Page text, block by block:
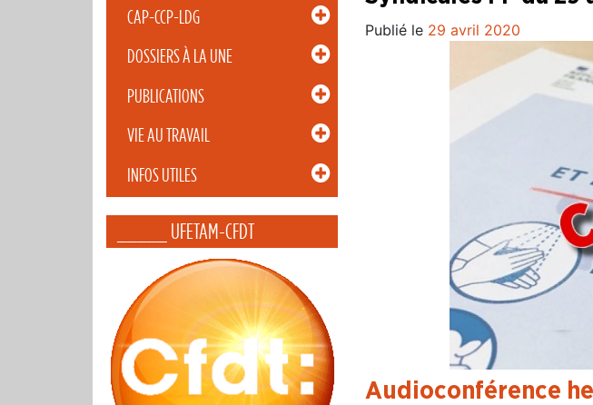
CAP-CCP-LDG
DOSSIERS À LA UNE
PUBLICATIONS
VIE AU TRAVAIL
INFOS UTILES
_____ UFETAM-CFDT
Publié le 29 avril 2020
Audioconférence